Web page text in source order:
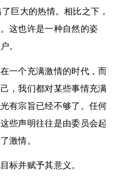
巨大的热情。相比之下，
这也许是一种自然的姿
。
一个充满激情的时代，而
，我们都对某些事情充满
有宗旨已经不够了。任何
些声明往往是由委员会起
激情。
标并赋予其意义。